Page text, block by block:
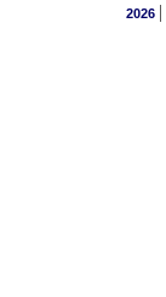
2026 |